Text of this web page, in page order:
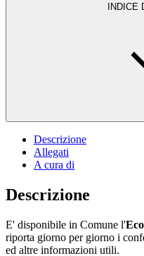
INDICE
Descrizione
Allegati
A cura di
Descrizione
E' disponibile in Comune l'
riporta giorno per giorno i
ed altre informazioni utili.